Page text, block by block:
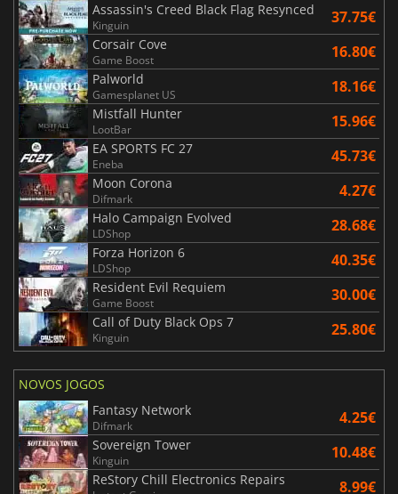
Assassin's Creed Black Flag Resynced
Kinguin 37.75€
Corsair Cove
Game Boost 16.80€
Palworld
Gamesplanet US 18.16€
Mistfall Hunter
LootBar 15.96€
EA SPORTS FC 27
Eneba 45.73€
Moon Corona
Difmark 4.27€
Halo Campaign Evolved
LDShop 28.68€
Forza Horizon 6
LDShop 40.35€
Resident Evil Requiem
Game Boost 30.00€
Call of Duty Black Ops 7
Kinguin 25.80€
NOVOS JOGOS
Fantasy Network
Difmark 4.25€
Sovereign Tower
Kinguin 10.48€
ReStory Chill Electronics Repairs 8.99€